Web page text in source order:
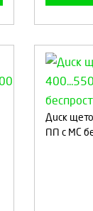
Диск
ПП с МС